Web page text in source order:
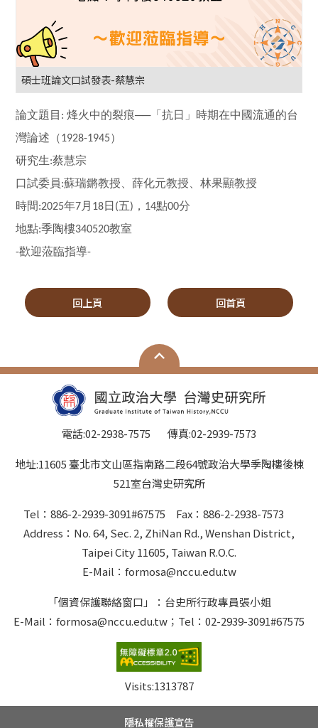
碩士班論文口試發表-蔡慧宗
論文題目 :烽火中的裂痕──「抗日」時期在中國流通的台
灣論述（1928-1945）
研究生:蔡慧宗
口試委員:蘇瑞鏘教授、薛化元教授、林果顯教授
時間:2025年7月 18日 (五) ， 14點00分
地點:季陶樓340520教室
-歡迎蒞臨指導-
回上頁 回首頁
電話:02-2938-7575 傳真:02-2939-7573
地址:11605 臺北市文山區指南路二段64號政治大學季陶樓後棟
521室台灣史研究所
Tel：886-2-2939-3091#67575 Fax：886-2-2938-7573
Address：No. 64, Sec. 2, ZhiNan Rd., Wenshan District,
Taipei City 11605, Taiwan R.O.C.
E-Mail：formosa@nccu.edu.tw
「個資保護聯絡窗口」：台史所行政專員張小姐
E-Mail：formosa@nccu.edu.tw；Tel：02-2939-3091#67575
Visits:1313787
隱私權保護宣告